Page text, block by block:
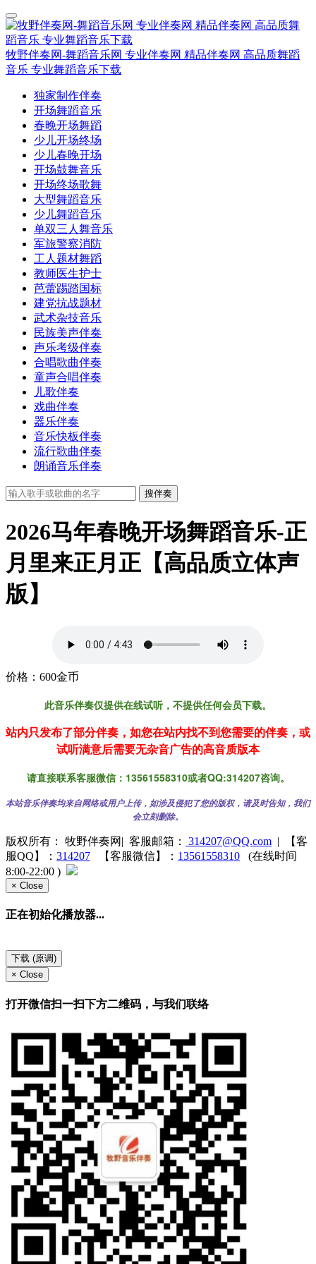
牧野伴奏网-舞蹈音乐网 专业伴奏网 精品伴奏网 高品质舞蹈
音乐 专业舞蹈音乐下载
独家制作伴奏
开场舞蹈音乐
春晚开场舞蹈
少儿开场终场
少儿春晚开场
开场鼓舞音乐
开场终场歌舞
大型舞蹈音乐
少儿舞蹈音乐
单双三人舞音乐
军旅警察消防
工人题材舞蹈
教师医生护士
芭蕾踢踏国标
建党抗战题材
武术杂技音乐
民族美声伴奏
声乐考级伴奏
合唱歌曲伴奏
童声合唱伴奏
儿歌伴奏
戏曲伴奏
器乐伴奏
音乐快板伴奏
流行歌曲伴奏
朗诵音乐伴奏
搜伴奏
2026马年春晚开场舞蹈音乐-正
月里来正月正【高品质立体声
版】
价格：600金币
此音乐伴奏仅提供在线试听，不提供任何会员下载。
站内只发布了部分伴奏，如您在站内找不到您需要的伴奏， 或
试听满意后需要无杂音广告的高音质版本
请直接联系客服微信：13561558310或者QQ:314207咨询。
本站音乐伴奏均来自网络或用户上传，如涉及侵犯了您的版权，请及时告知，我们
会立刻删除。
版权所有： 牧野伴奏网 | 客服邮箱： 314207@QQ.com |
【客
服QQ】： 314207 【客服微信】： 13561558310 (在线时间
8:00-22:00 )
× Close
正在初始化播放器...
下载 (原调)
× Close
打开微信扫一扫下方二维码，与我们联络